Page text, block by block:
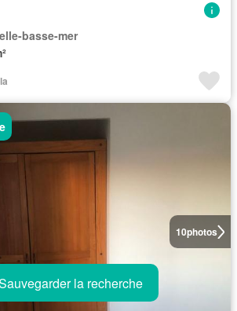
basse-mer
10photos
la recherche